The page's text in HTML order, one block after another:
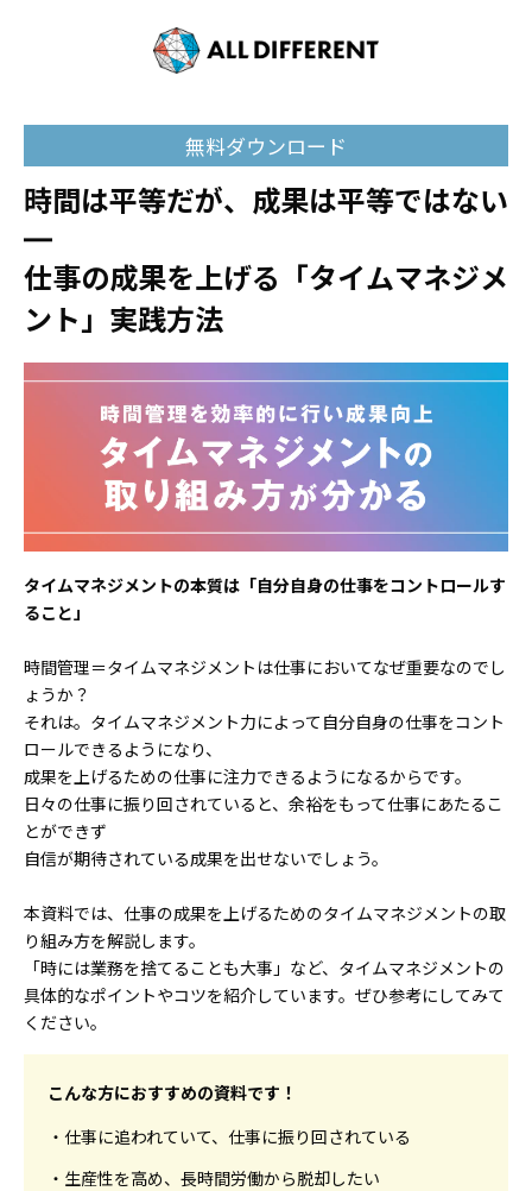
無料ダウンロード
時間は平等だが、成果は平等ではない
―
仕事の成果を上げる「タイムマネジメ
ント」実践方法
タイムマネジメントの本質は「自分自身の仕事をコントロールす
ること」
時間管理＝タイムマネジメントは仕事においてなぜ重要なのでし
ょうか？
それは。タイムマネジメント力によって自分自身の仕事をコント
ロールできるようになり、
成果を上げるための仕事に注力できるようになるからです。
日々の仕事に振り回されていると、余裕をもって仕事にあたるこ
とができず
自信が期待されている成果を出せないでしょう。
本資料では、仕事の成果を上げるためのタイムマネジメントの取
り組み方を解説します。
「時には業務を捨てることも大事」など、タイムマネジメントの
具体的なポイントやコツを紹介しています。ぜひ参考にしてみて
ください。
こんな方におすすめの資料です！
・仕事に追われていて、仕事に振り回されている
・生産性を高め、長時間労働から脱却したい